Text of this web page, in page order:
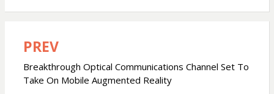
文
章
導
PREV
Breakthrough Optical Communications Channel Set To
Take On Mobile Augmented Reality